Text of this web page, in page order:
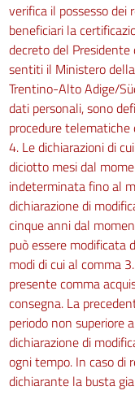
verifica il possesso
beneficiari la
decreto del
sentiti il Ministero
Trentino-Alto Adige/
dati personali, sono
procedure
4. Le dichiarazioni di
diciotto mesi dal
indeterminata fino al
dichiarazione di
cinque anni dal
può essere modificata
modi di cui al comma
presente comma
consegna. La
periodo non superiore
dichiarazione di
ogni tempo. In caso di
dichiarante la busta